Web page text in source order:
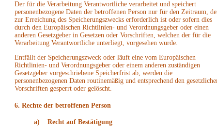
Der für die Verarbeitung Verantwortliche verarbeitet und speichert
personenbezogene Daten der betroffenen Person nur für den Zeitraum,
zur Erreichung des Speicherungszwecks erforderlich ist oder sofern dies
durch den Europäischen Richtlinien- und Verordnungsgeber oder einen
anderen Gesetzgeber in Gesetzen oder Vorschriften, welchen der für die
Verarbeitung Verantwortliche unterliegt, vorgesehen wurde.
Entfällt der Speicherungszweck oder läuft eine vom Europäischen
Richtlinien- und Verordnungsgeber oder einem anderen zuständigen
Gesetzgeber vorgeschriebene Speicherfrist ab, werden die
personenbezogenen Daten routinemäßig und entsprechend den
Vorschriften gesperrt oder gelöscht.
6. Rechte der betroffenen Person
a) Recht auf Bestätigung